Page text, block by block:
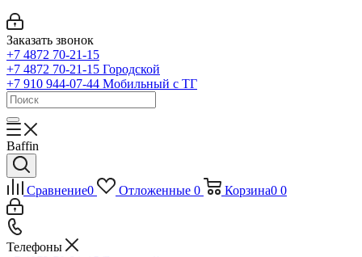
Заказать звонок
+7 4872 70-21-15
+7 4872 70-21-15 Городской
+7 910 944-07-44 Мобильный с ТГ
Baffin
Сравнение0 Отложенные 0 Корзина0 0
Телефоны